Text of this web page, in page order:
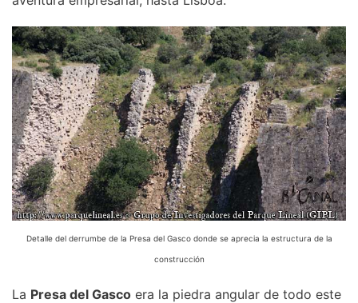
Detalle del derrumbe de la Presa del Gasco donde se aprecia la estructura de la
construcción
La Presa del Gasco era la piedra angular de todo este